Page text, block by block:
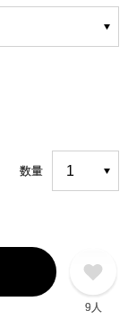
数量
9人